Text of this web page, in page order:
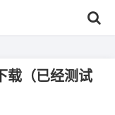
载（已经测试